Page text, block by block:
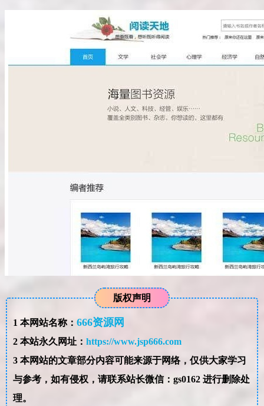
版权声明
1 本网站名称： 666资源网
2本站永久网址： https://www.jsp666.com
3本网站的文章部分内容可能来源于网络，仅供大家学习
与参考，如有侵权，请联系站长微信：gs0162 进行删除处
理。